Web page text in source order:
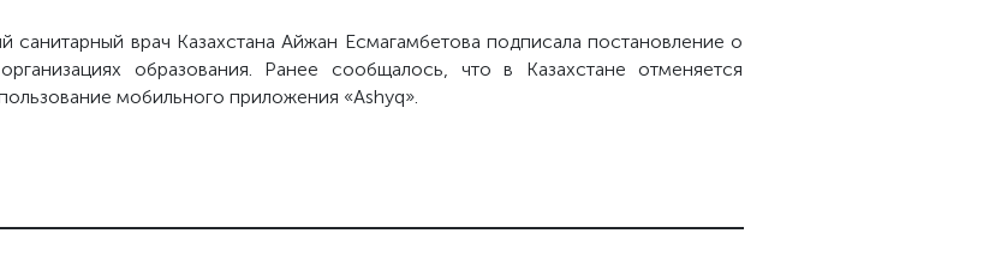
санитарный врач Казахстана Айжан Есмагамбетова подписала постановление о
образования. Ранее сообщалось, что в Казахстане отменяется
мобильного приложения «Ashyq».